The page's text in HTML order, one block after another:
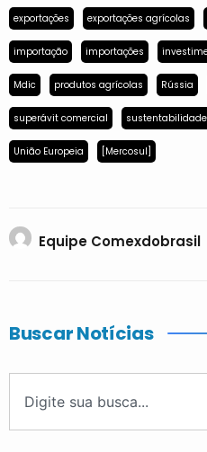
exportações exportações agrícolas
importação importações
Mdic produtos agrícolas Rússia
superávit comercial sustentabilidade
União Europeia [Mercosul]
Equipe Comexdobrasil
Buscar Notícias